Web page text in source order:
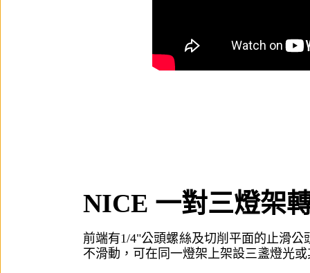
NICE 一對三燈架
前端有1/4"公頭螺絲及切削平面的止滑公
不滑動，可在同一燈架上架設三盞燈光